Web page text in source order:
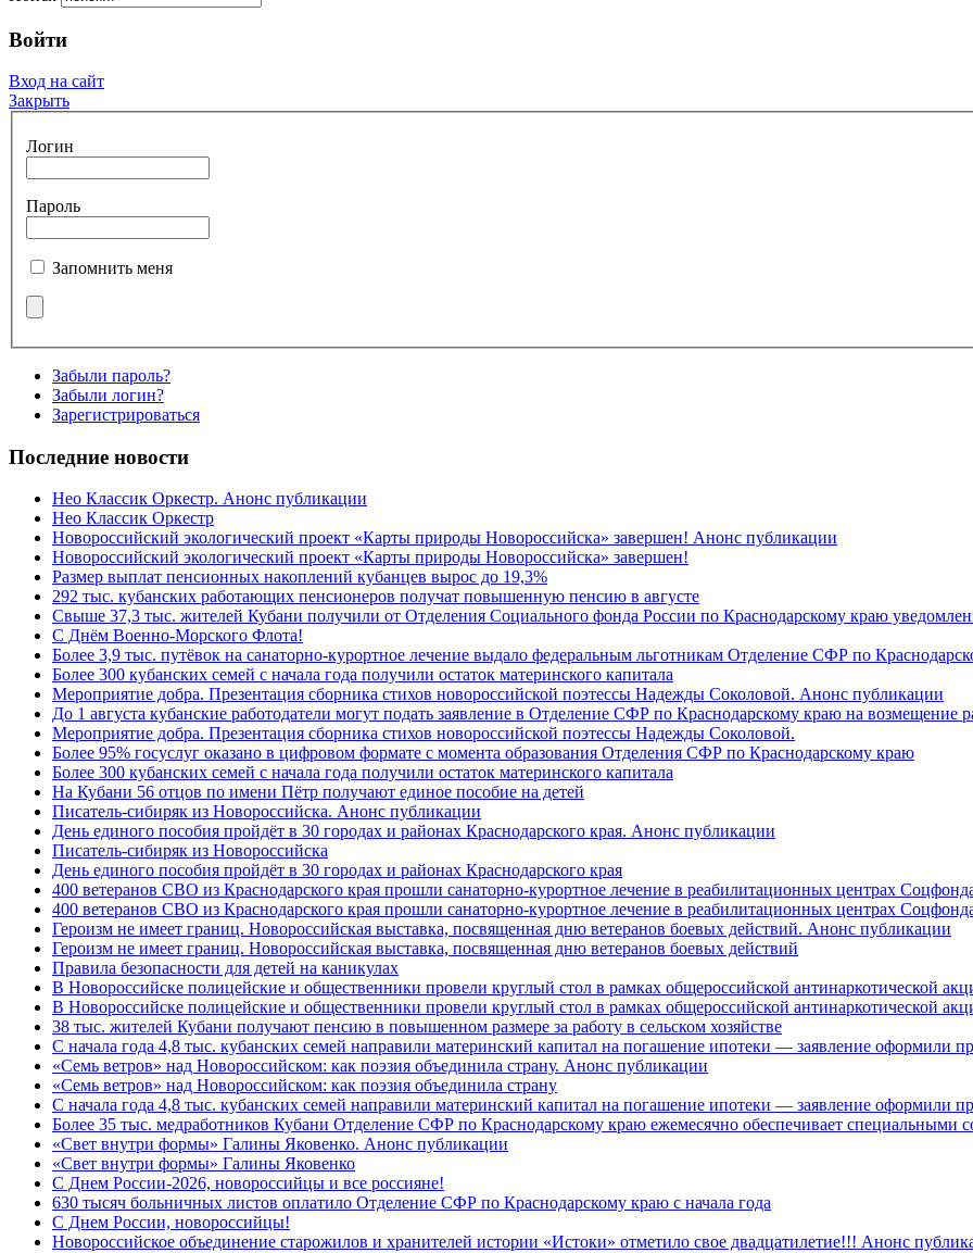
Войти
Вход на сайт
Закрыть
Логин
Пароль
Запомнить меня
Забыли пароль?
Забыли логин?
Зарегистрироваться
Последние новости
Нео Классик Оркестр. Анонс публикации
Нео Классик Оркестр
Новороссийский экологический проект «Карты природы Новороссийска» завершен! Анонс публикации
Новороссийский экологический проект «Карты природы Новороссийска» завершен!
Размер выплат пенсионных накоплений кубанцев вырос до 19,3%
292 тыс. кубанских работающих пенсионеров получат повышенную пенсию в августе
Свыше 37,3 тыс. жителей Кубани получили от Отделения Социального фонда России по Краснодарскому краю
C Днём Военно-Морского Флота!
Более 3,9 тыс. путёвок на санаторно-курортное лечение выдало федеральным льготникам Отделение СФР по
Более 300 кубанских семей с начала года получили остаток материнского капитала
Мероприятие добра. Презентация сборника стихов новороссийской поэтессы Надежды Соколовой. Анонс публикации
До 1 августа кубанские работодатели могут подать заявление в Отделение СФР по Краснодарскому краю на возмещение
Мероприятие добра. Презентация сборника стихов новороссийской поэтессы Надежды Соколовой.
Более 95% госуслуг оказано в цифровом формате с момента образования Отделения СФР по Краснодарскому краю
Более 300 кубанских семей с начала года получили остаток материнского капитала
На Кубани 56 отцов по имени Пётр получают единое пособие на детей
Писатель-сибиряк из Новороссийска. Анонс публикации
День единого пособия пройдёт в 30 городах и районах Краснодарского края. Анонс публикации
Писатель-сибиряк из Новороссийска
День единого пособия пройдёт в 30 городах и районах Краснодарского края
400 ветеранов СВО из Краснодарского края прошли санаторно-курортное лечение в реабилитационных центрах
400 ветеранов СВО из Краснодарского края прошли санаторно-курортное лечение в реабилитационных центрах
Героизм не имеет границ. Новороссийская выставка, посвященная дню ветеранов боевых действий. Анонс публикации
Героизм не имеет границ. Новороссийская выставка, посвященная дню ветеранов боевых действий
Правила безопасности для детей на каникулах
В Новороссийске полицейские и общественники провели круглый стол в рамках общероссийской антинаркотической
В Новороссийске полицейские и общественники провели круглый стол в рамках общероссийской антинаркотической
38 тыс. жителей Кубани получают пенсию в повышенном размере за работу в сельском хозяйстве
С начала года 4,8 тыс. кубанских семей направили материнский капитал на погашение ипотеки — заявление оформили
«Семь ветров» над Новороссийском: как поэзия объединила страну. Анонс публикации
«Семь ветров» над Новороссийском: как поэзия объединила страну
С начала года 4,8 тыс. кубанских семей направили материнский капитал на погашение ипотеки — заявление оформили
Более 35 тыс. медработников Кубани Отделение СФР по Краснодарскому краю ежемесячно обеспечивает специальными
«Свет внутри формы» Галины Яковенко. Анонс публикации
«Свет внутри формы» Галины Яковенко
C Днем России-2026, новороссийцы и все россияне!
630 тысяч больничных листов оплатило Отделение СФР по Краснодарскому краю с начала года
C Днем России, новороссийцы!
Новороссийское объединение старожилов и хранителей истории «Истоки» отметило свое двадцатилетие!!! Анонс